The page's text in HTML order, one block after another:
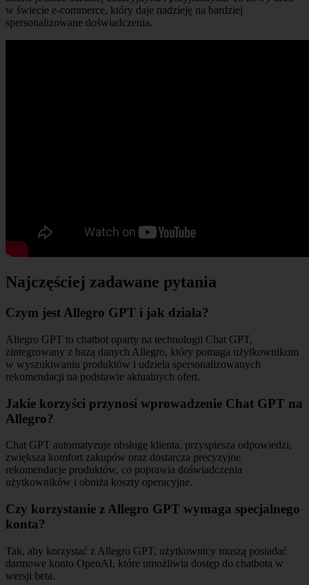
w świecie e-commerce, który daje nadzieję na bardziej
spersonalizowane doświadczenia.
Najczęściej zadawane pytania
Czym jest Allegro GPT i jak działa?
Allegro GPT to chatbot oparty na technologii Chat GPT,
zintegrowany z bazą danych Allegro, który pomaga użytkownikom
w wyszukiwaniu produktów i udziela spersonalizowanych
rekomendacji na podstawie aktualnych ofert.
Jakie korzyści przynosi wprowadzenie Chat GPT na
Allegro?
Chat GPT automatyzuje obsługę klienta, przyspiesza odpowiedzi,
zwiększa komfort zakupów oraz dostarcza precyzyjne
rekomendacje produktów, co poprawia doświadczenia
użytkowników i obniża koszty operacyjne.
Czy korzystanie z Allegro GPT wymaga specjalnego
konta?
Tak, aby korzystać z Allegro GPT, użytkownicy muszą posiadać
darmowe konto OpenAI, które umożliwia dostęp do chatbota w
wersji beta.